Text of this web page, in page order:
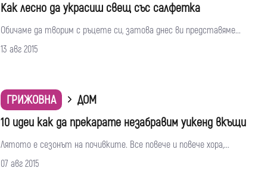
Как лесно да украсиш свещ със салфетка
Обичаме да творим с ръцете си, затова днес ви представяме...
13 авг 2015
ГРИЖОВНА
ДОМ
10 идеи как да прекарате незабравим уикенд вкъщи
Лятото е сезонът на почивките. Все повече и повече хора,...
07 авг 2015